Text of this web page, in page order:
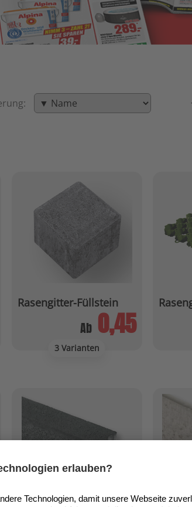
Rasengitter-Füllstein
3 Varianten
Ab 0,45